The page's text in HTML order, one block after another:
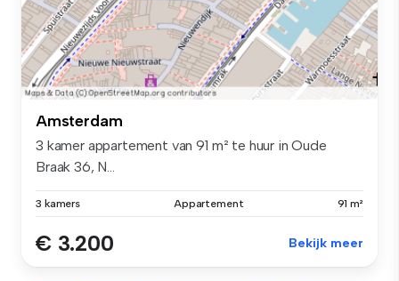
Amsterdam
3 kamer appartement van 91 m² te huur in Oude
Braak 36, N...
3 kamers Appartement 91 m²
€ 3.200 Bekijk meer